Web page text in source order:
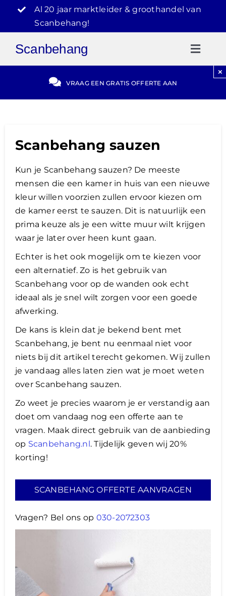
inhoud
Al 20 jaar marktleider & groothandel van
Scanbehang!
Scanbehang
Gratis Offerte
Video Reviews
030-2072303
VRAAG EEN GRATIS OFFERTE AAN
×
Scanbehang sauzen
Kun je Scanbehang sauzen? De meeste
mensen die een kamer in huis van een nieuwe
kleur willen voorzien zullen ervoor kiezen om
de kamer eerst te sauzen. Dit is natuurlijk een
prima keuze als je een witte muur wilt krijgen
waar je later over heen kunt gaan.
Echter is het ook mogelijk om te kiezen voor
een alternatief. Zo is het gebruik van
Scanbehang voor op de wanden ook echt
ideaal als je snel wilt zorgen voor een goede
afwerking.
De kans is klein dat je bekend bent met
Scanbehang, je bent nu eenmaal niet voor
niets bij dit artikel terecht gekomen. Wij zullen
je vandaag alles laten zien wat je moet weten
over Scanbehang sauzen.
Zo weet je precies waarom je er verstandig aan
doet om vandaag nog een offerte aan te
vragen. Maak direct gebruik van de aanbieding
op Scanbehang.nl. Tijdelijk geven wij 20%
korting!
SCANBEHANG OFFERTE AANVRAGEN
Vragen? Bel ons op 030-2072303